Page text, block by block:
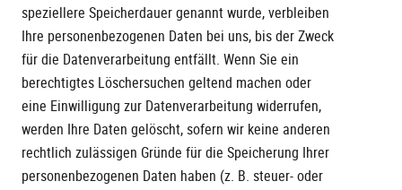
speziellere Speicherdauer genannt wurde, verbleiben
Ihre personenbezogenen Daten bei uns, bis der Zweck
für die Datenverarbeitung entfällt. Wenn Sie ein
berechtigtes Löschersuchen geltend machen oder
eine Einwilligung zur Datenverarbeitung widerrufen,
werden Ihre Daten gelöscht, sofern wir keine anderen
rechtlich zulässigen Gründe für die Speicherung Ihrer
personenbezogenen Daten haben (z. B. steuer- oder